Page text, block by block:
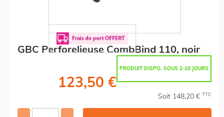
GBC Perforelieuse CombBind 110, noir
PRODUIT DISPO. SOUS 2-10 JOURS
123,50 €
Soit 148,20 € TTC